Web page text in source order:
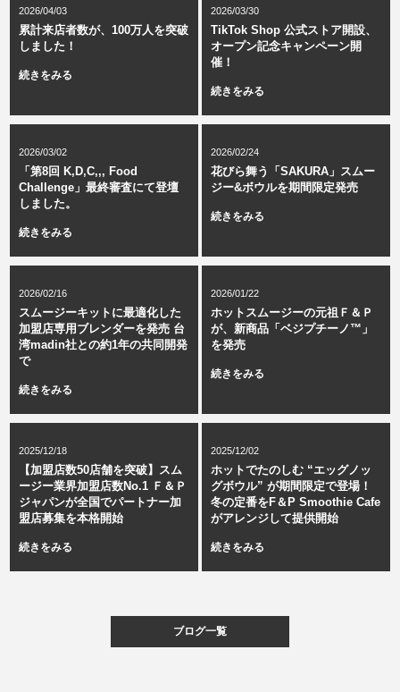
2026/04/03
累計来店者数が、100万人を突破
しました！
続きをみる
2026/03/30
TikTok Shop 公式ストア開設、
オープン記念キャンペーン開
催！
続きをみる
2026/03/02
「第8回 K,D,C,,, Food
Challenge」最終審査にて登壇
しました。
続きをみる
2026/02/24
花びら舞う「SAKURA」スムー
ジー&ボウルを期間限定発売
続きをみる
2026/02/16
スムージーキットに最適化した
加盟店専用ブレンダーを発売 台
湾madin社との約1年の共同開発
で
続きをみる
2026/01/22
ホットスムージーの元祖Ｆ＆Ｐ
が、新商品「ベジプチーノ™︎」
を発売
続きをみる
2025/12/18
【加盟店数50店舗を突破】スム
ージー業界加盟店数No.1 Ｆ＆Ｐ
ジャパンが全国でパートナー加
盟店募集を本格開始
続きをみる
2025/12/02
ホットでたのしむ “エッグノッ
グボウル” が期間限定で登場！
冬の定番をF＆P Smoothie Cafe
がアレンジして提供開始
続きをみる
ブログ一覧